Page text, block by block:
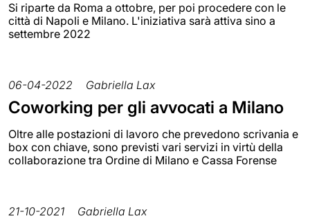
Si riparte da Roma a ottobre, per poi procedere con le
città di Napoli e Milano. L'iniziativa sarà attiva sino a
settembre 2022
06-04-2022 Gabriella Lax
Coworking per gli avvocati a Milano
Oltre alle postazioni di lavoro che prevedono scrivania e
box con chiave, sono previsti vari servizi in virtù della
collaborazione tra Ordine di Milano e Cassa Forense
21-10-2021 Gabriella Lax